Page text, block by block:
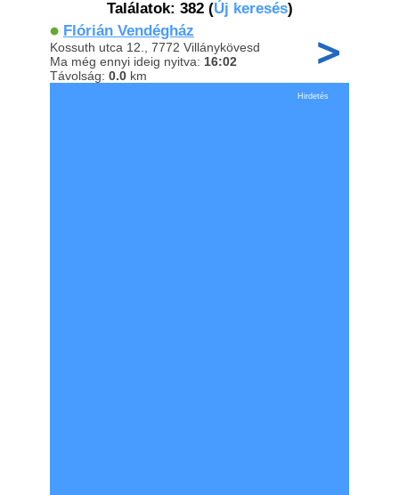
Találatok: 382(Új keresés)
Flórián Vendégház
Kossuth utca 12., 7772 Villánykövesd
Ma még ennyi ideig nyitva: 16:02
Távolság: 0.0 km
Hirdetés